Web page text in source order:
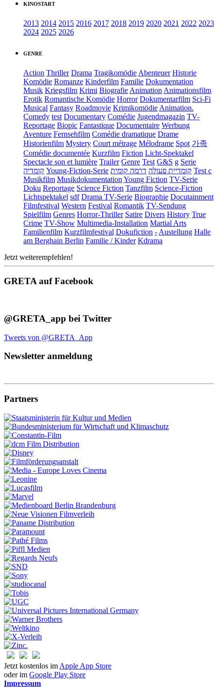
KINOSTART
2013 2014 2015 2016 2017 2018 2019 2020 2021 2022 2023
2024 2025 2026
GENRE
Action Thriller Drama Tragikomödie Abenteuer Historie
Komödie Romanze Kinderfilm Familie Dokumentation
Musik Kriegsfilm Krimi Biografie Animation Animationsfilm
Erotik Romantische Komödie Horror Dokumentarfilm Sci-Fi
Musical Fantasy Roadmovie Krimikomödie Animation.
Comedy test Documentary Comédie Jugendmagazin TV-
Reportage Biopic Fantastique Documentaire Werbung
Aventure Fernsehfilm Comédie dramatique Drame
Historienfilm Mystery Court métrage Mélodrame Spot 가족
Comédie documentée Kurzfilm Fiction Licht-Spektakel
Spectacle son et lumière Trailer Genre Test G&S g Serie
קומדיה Young-Fiction-Serie קומדיית פעולה דרמה קומית
Test c
Musikfilm Musikdokumentation Young Fiction TV-Serie
Doku Reportage Science Fiction Tanzfilm Science-Fiction
Lichtspektakel sdf Drama TV-Serie Biographie Docutainment
Filmfestival Western Festival Romantik TV-Sendung
Spielfilm Genres Horror-Thriller Satire Divers History True
Crime TV-Show Multimedia-Installation Martial Arts
Familienfilm Kurzfilmfestival Dokufiction - Austellung Halle
am Berghain Berlin Familie / Kinder Kdrama
Jetzt weiterempfehlen!
GRETA auf Facebook
@GRETA_app bei Twitter
Tweets von @GRETA_App
Newsletter anmeldung
Partners
Jetzt kostenlos im Apple App Store
oder im Google Play Store
Impressum